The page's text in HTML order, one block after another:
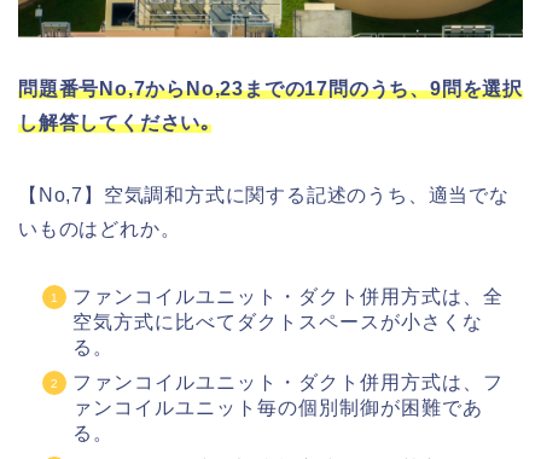
問題番号No,7からNo,23までの17問のうち、9問を選択
し解答してください｡
【No,7】空気調和方式に関する記述のうち、適当でな
いものはどれか。
ファンコイルユニット・ダクト併用方式は、全
空気方式に比べてダクトスペースが小さくな
る。
ファンコイルユニット・ダクト併用方式は、フ
ァンコイルユニット毎の個別制御が困難であ
る。